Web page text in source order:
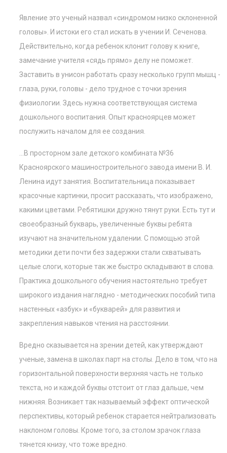
Явление это ученый назвал «синдромом низко склоненной
головы». И истоки его стал искать в учении И. Сеченова.
Действительно, когда ребенок клонит голову к книге,
замечание учителя «сядь прямо» делу не поможет.
Заставить в унисон работать сразу несколько групп мышц -
глаза, руки, головы - дело трудное с точки зрения
физиологии. Здесь нужна соответствующая система
дошкольного воспитания. Опыт красноярцев может
послужить началом для ее создания.
...В просторном зале детского комбината №36
Красноярского машиностроительного завода имени В. И.
Ленина идут занятия. Воспитательница показывает
красочные картинки, просит рассказать, что изображено,
какими цветами. Ребятишки дружно тянут руки. Есть тут и
своеобразный букварь, увеличенные буквы ребята
изучают на значительном удалении. С помощью этой
методики дети почти без задержки стали схватывать
целые слоги, которые так же быстро складывают в слова.
Практика дошкольного обучения настоятельно требует
широкого издания наглядно - методических пособий типа
настенных «азбук» и «букварей» для развития и
закрепления навыков чтения на расстоянии.
Вредно сказывается на зрении детей, как утверждают
ученые, замена в школах парт на столы. Дело в том, что на
горизонтальной поверхности верхняя часть не только
текста, но и каждой буквы отстоит от глаз дальше, чем
нижняя. Возникает так называемый эффект оптической
перспективы, который ребенок старается нейтрализовать
наклоном головы. Кроме того, за столом зрачок глаза
тянется книзу, что тоже вредно.